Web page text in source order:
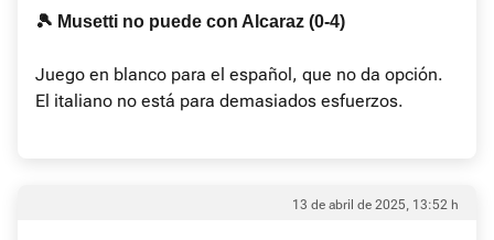
🎾 Musetti no puede con Alcaraz (0-4)
Juego en blanco para el español, que no da opción.
El italiano no está para demasiados esfuerzos.
13 de abril de 2025, 13:52 h